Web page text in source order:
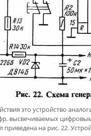
это устройство
высвечиваемых
приведена на рис. 22.